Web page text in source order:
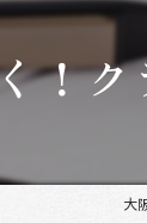
！
大